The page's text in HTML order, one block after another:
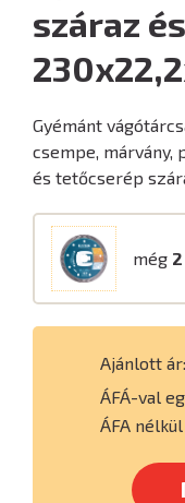
száraz
Gyémánt
csempe, márvány,
és tetőcserép
még
Ajánlott ár:
ÁFÁ-val
ÁFA nélkül